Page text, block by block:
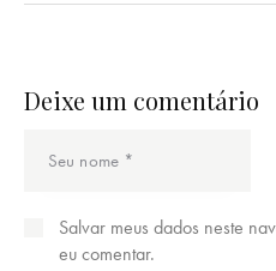
Deixe um comentário
Salvar meus dados neste
eu comentar.